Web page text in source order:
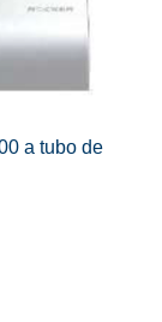
a tubo de